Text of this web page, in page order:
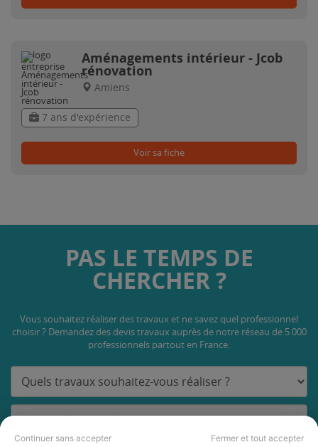
Continuer sans accepter Fermer et tout accepter
Aménagements intérieur - Jcob
rénovation
Amiens
7 ans d'expérience
Voir sa fiche
PAS LE TEMPS DE
CHERCHER ?
Vous souhaitez réaliser des travaux et ne savez quel professionnel
choisir ? Demandez des devis travaux auprès de notre réseau de 5 000
professionnels partout en France.